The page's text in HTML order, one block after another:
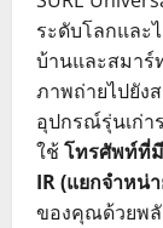
ระดับโลกและ
บ้านและสมาร์
ภาพถ่ายไปยัง
อุปกรณ์รุ่นเก่า
ใช้โทรศัพท์ที่
IR (แยกจำหน่
ของคุณด้วยพลั